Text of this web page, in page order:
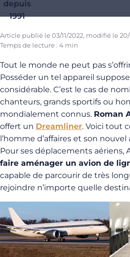
depuis
1991
Article publié le03/11/2022, modifié le
Temps de lecture : 4 min
Tout le monde ne peut pas
Posséder un tel appareil
considérable. C’est le cas de
chanteurs, grands sportifs ou
mondialement connus. Roman
offert un Dreamliner. Voici tout
l’homme d’affaires et son nouvel
Pour ses déplacements aériens,
faire aménager un avion de
capable de parcourir de très
rejoindre n’importe quelle